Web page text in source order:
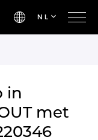
NL
in
met